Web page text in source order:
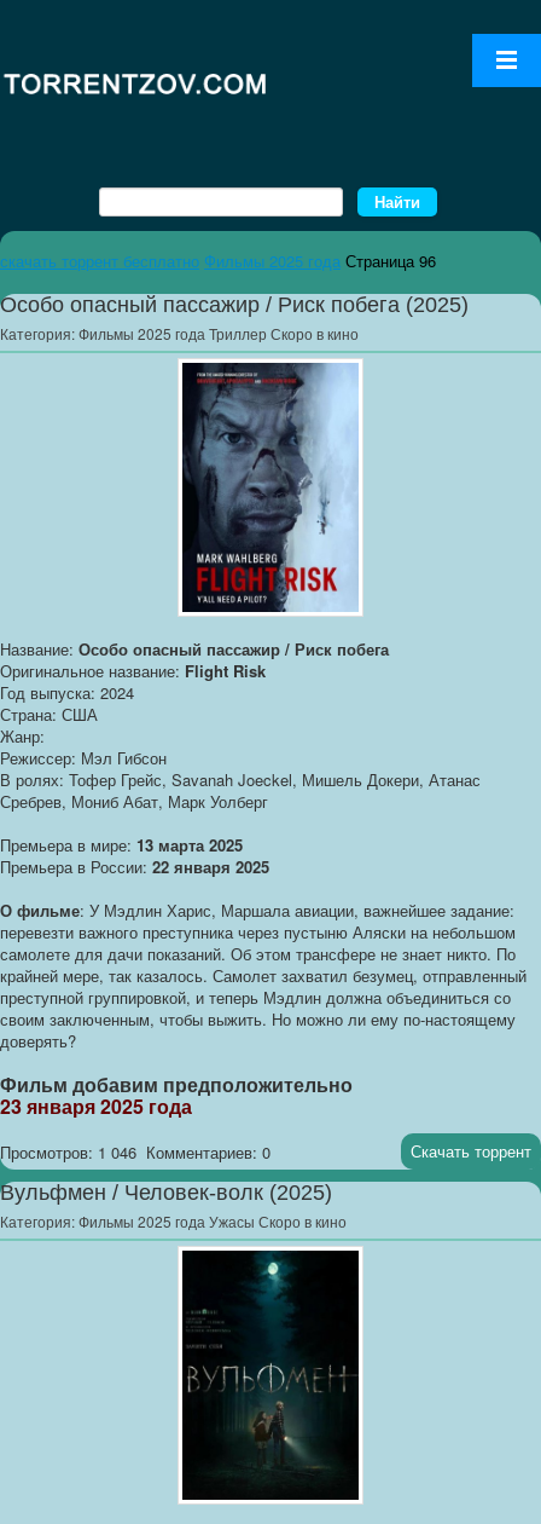
скачать торрент бесплатно Фильмы 2025 года Страница 96
Особо опасный пассажир / Риск побега (2025)
Категория:Фильмы 2025 года Триллер Скоро в кино
Название: Особо опасный пассажир / Риск побега
Оригинальное название: Flight Risk
Год выпуска: 2024
Страна: США
Жанр:
Режиссер: Мэл Гибсон
В ролях: Тофер Грейс, Savanah Joeckel, Мишель Докери, Атанас
Сребрев, Мониб Абат, Марк Уолберг
Премьера в мире: 13 марта 2025
Премьера в России: 22 января 2025
О фильме: У Мэдлин Харис, Маршала авиации, важнейшее задание:
перевезти важного преступника через пустыню Аляски на небольшом
самолете для дачи показаний. Об этом трансфере не знает никто. По
крайней мере, так казалось. Самолет захватил безумец, отправленный
преступной группировкой, и теперь Мэдлин должна объединиться со
своим заключенным, чтобы выжить. Но можно ли ему по-настоящему
доверять?
Фильм добавим предположительно
23 января 2025 года
Просмотров: 1 046 Комментариев: 0 Скачать торрент
Вульфмен / Человек-волк (2025)
Категория:Фильмы 2025 года Ужасы Скоро в кино